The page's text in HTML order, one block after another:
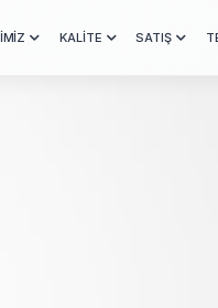
KALİTE SATIŞ